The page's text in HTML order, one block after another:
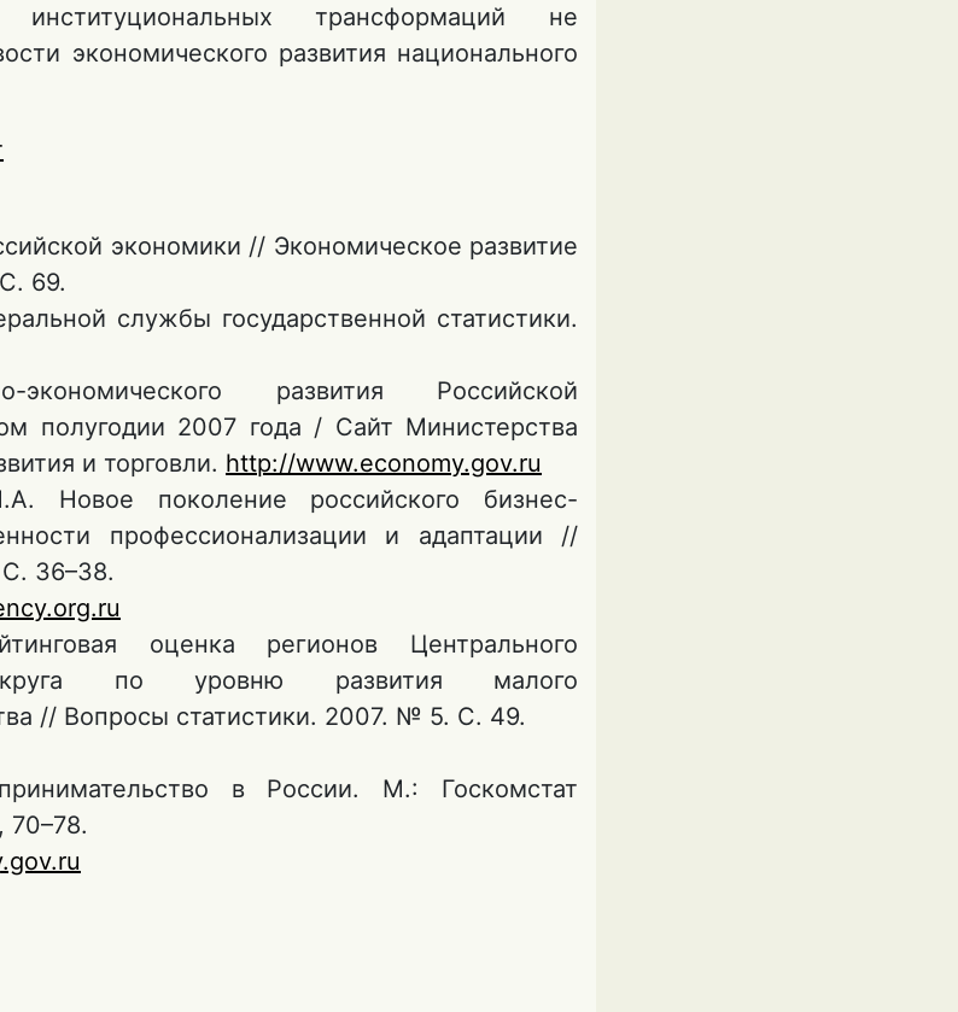
трансформаций не
экономического развития национального
экономики // Экономическое развитие
69.
службы государственной статистики.
экономического развития Российской
полугодии 2007 года / Сайт Министерства
и торговли. http://www.economy.gov.ru
Новое поколение российского бизнес-
профессионализации и адаптации //
36–38.
оценка регионов Центрального
по уровню развития малого
// Вопросы статистики. 2007. № 5. С. 49.
в России. М.: Госкомстат
70–78.